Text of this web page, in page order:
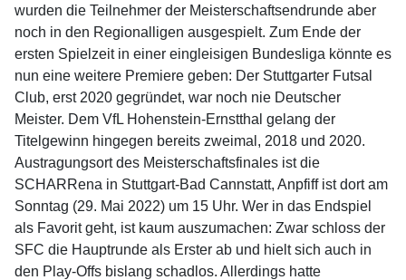
wurden die Teilnehmer der Meisterschaftsendrunde aber
noch in den Regionalligen ausgespielt. Zum Ende der
ersten Spielzeit in einer eingleisigen Bundesliga könnte es
nun eine weitere Premiere geben: Der Stuttgarter Futsal
Club, erst 2020 gegründet, war noch nie Deutscher
Meister. Dem VfL Hohenstein-Ernstthal gelang der
Titelgewinn hingegen bereits zweimal, 2018 und 2020.
Austragungsort des Meisterschaftsfinales ist die
SCHARRena in Stuttgart-Bad Cannstatt, Anpfiff ist dort am
Sonntag (29. Mai 2022) um 15 Uhr. Wer in das Endspiel
als Favorit geht, ist kaum auszumachen: Zwar schloss der
SFC die Hauptrunde als Erster ab und hielt sich auch in
den Play-Offs bislang schadlos. Allerdings hatte